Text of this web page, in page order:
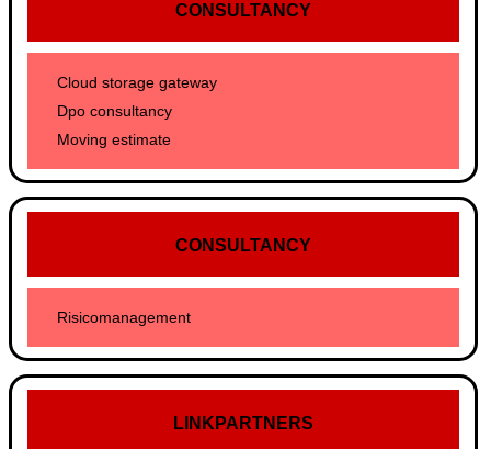
CONSULTANCY
Cloud storage gateway
Dpo consultancy
Moving estimate
CONSULTANCY
Risicomanagement
LINKPARTNERS